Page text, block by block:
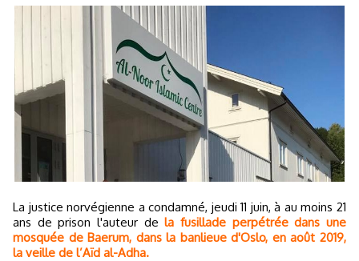
La justice norvégienne a condamné, jeudi 11 juin, à au moins 21
ans de prison l'auteur dela fusillade perpétrée dans une
mosquée de Baerum, dans la banlieue d'Oslo, en août 2019,
la veille de l’Aïd al-Adha.